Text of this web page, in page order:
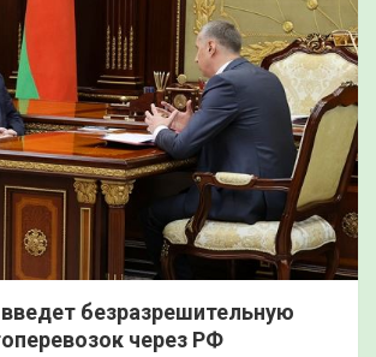
безразрешительную
через РФ